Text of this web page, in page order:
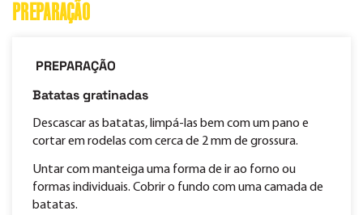
PREPARAÇÃO
PREPARAÇÃO
Batatas gratinadas
Descascar as batatas, limpá-las bem com um pano e
cortar em rodelas com cerca de 2 mm de grossura.
Untar com manteiga uma forma de ir ao forno ou
formas individuais. Cobrir o fundo com uma camada de
batatas.